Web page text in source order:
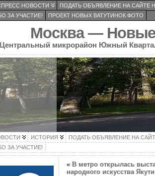
НОВОСТИ
ПОДАТЬ ОБЪЯВЛЕНИЕ НА САЙТЕ
ЗА УЧАСТИЕ!
ПРОЕКТ НОВЫХ ВАТУТИНОК ФОТО
Москва — Новые
Центральный микрорайон Южный
ИСТОРИЯ
ПОДАТЬ ОБЪЯВЛЕНИЕ НА
ЗА УЧАСТИЕ!
« В метро открылась
народного искусства